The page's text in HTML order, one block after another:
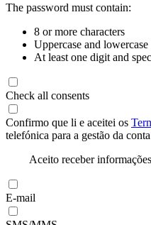
The password must contain:
8 or more characters
Uppercase and lowercase
At least one digit and
Check all consents
Confirmo que li e aceitei os
telefónica para a gestão da
Aceito receber
E-mail